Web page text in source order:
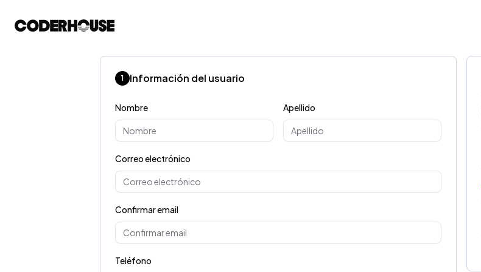
1 Información del usuario
Nombre Apellido
Correo electrónico
Confirmar email
Teléfono